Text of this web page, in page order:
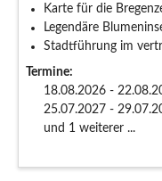
Karte für die
Legendäre
Stadtführung im
Termine:
18.08.2026 -
25.07.2027 -
und 1 weiterer ...